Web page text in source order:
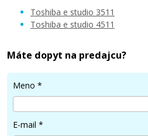
47,90 €
Toshiba e studio 3511
Toshiba e studio 4511
Máte dopyt na predajcu?
Meno *
E-mail *